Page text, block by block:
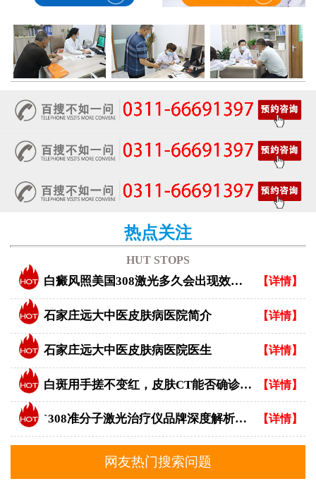
热点关注
HUT STOPS
白癜风照美国308激光多久会出现效果？ 【详情】
石家庄远大中医皮肤病医院简介 【详情】
石家庄远大中医皮肤病医院医生 【详情】
白斑用手搓不变红，皮肤CT能否确诊白癜风？ 【详情】
`308准分子激光治疗仪品牌深度解析：专业视角下的优选指南` 【详情】
网友热门搜索问题